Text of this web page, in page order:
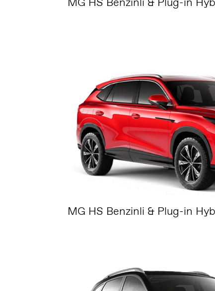
MG HS Benzinli & Plug-in